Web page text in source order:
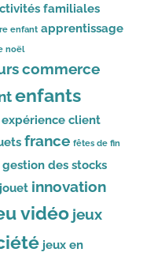
familiales
enfant apprentissage
noël
commerce
enfants
expérience client
france fêtes de fin
gestion des stocks
innovation
vidéo jeux
jeux en